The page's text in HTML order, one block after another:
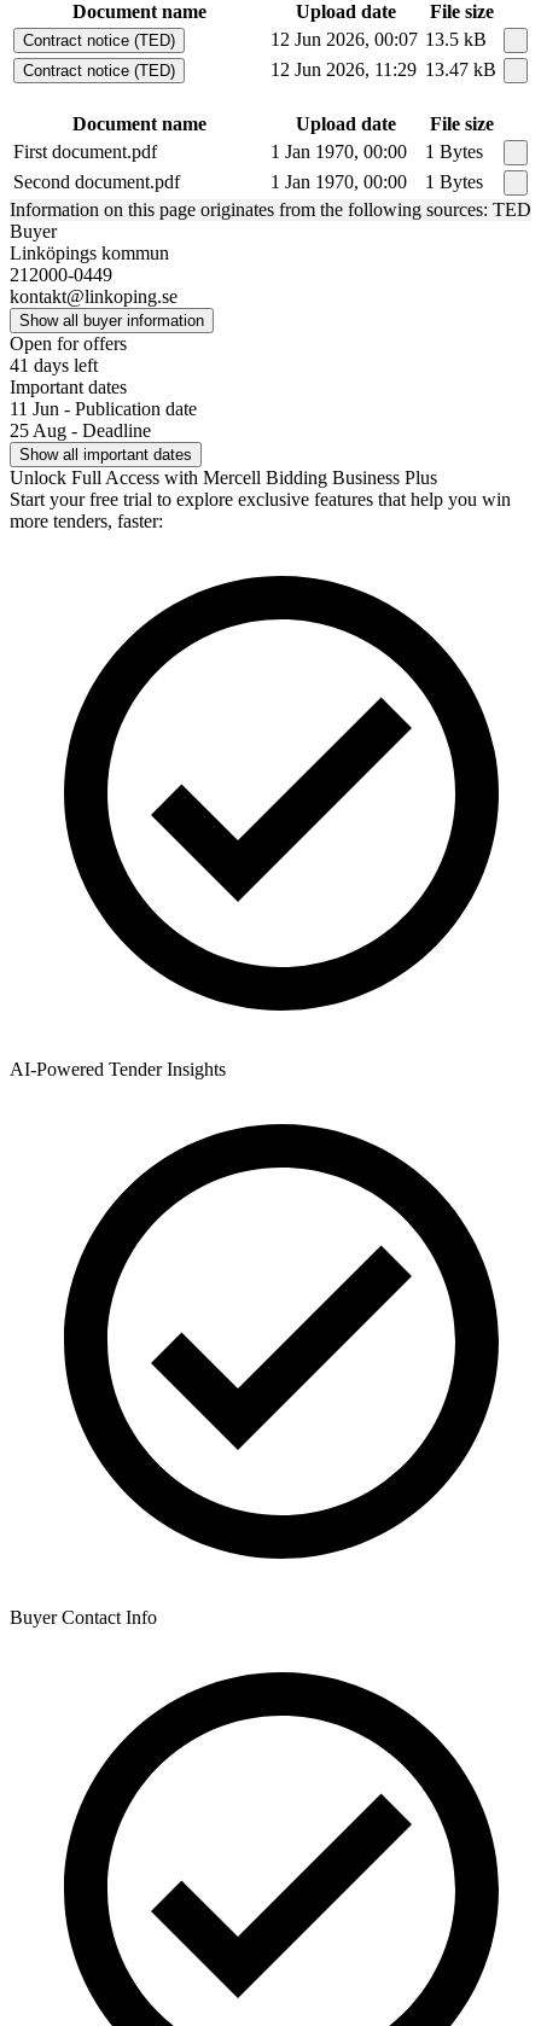
Document name Upload date File size
Contract notice (TED) 12 Jun 2026, 00:07 13.5 kB
Contract notice (TED) 12 Jun 2026, 11:29 13.47 kB
Document name Upload date
File size
First document.pdf
1 Jan 1970, 00:00
1 Bytes
Second document.pdf
1 Jan 1970, 00:00
1 Bytes
Information on this page originates from the following sources: TED
Buyer
Linköpings kommun
212000-0449
kontakt@linkoping.se
Show all buyer information
Open for offers
41 days left
Important dates
11 Jun - Publication date
25 Aug - Deadline
Show all important dates
Unlock Full Access with Mercell Bidding Business Plus
Start your free trial to explore exclusive features that help you win
more tenders, faster:
AI-Powered Tender Insights
Buyer Contact Info